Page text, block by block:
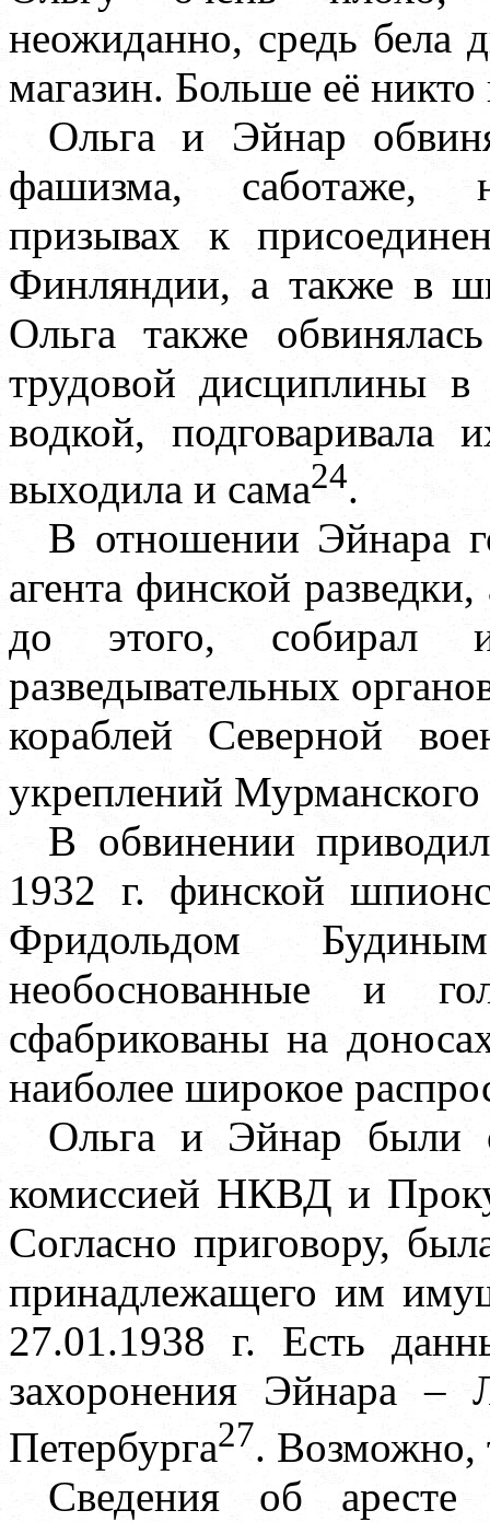
неожиданно, средь бела
магазин. Больше её никто
Ольга и Эйнар
фашизма, саботаже,
призывах к
Финляндии, а также в
Ольга также
трудовой дисциплины в
водкой,
выходила и сама24.
В отношении Эйнара
агента финской
до этого, собирал
разведывательных
кораблей Северной
укреплений
В обвинении
1932 г. финской
Фридольдом
необоснованные и
сфабрикованы на
наиболее широкое
Ольга и Эйнар были
комиссией НКВД и
Согласно приговору,
принадлежащего им
27.01.1938 г. Есть
захоронения Эйнара –
Петербурга27. Возможно,
Сведения об